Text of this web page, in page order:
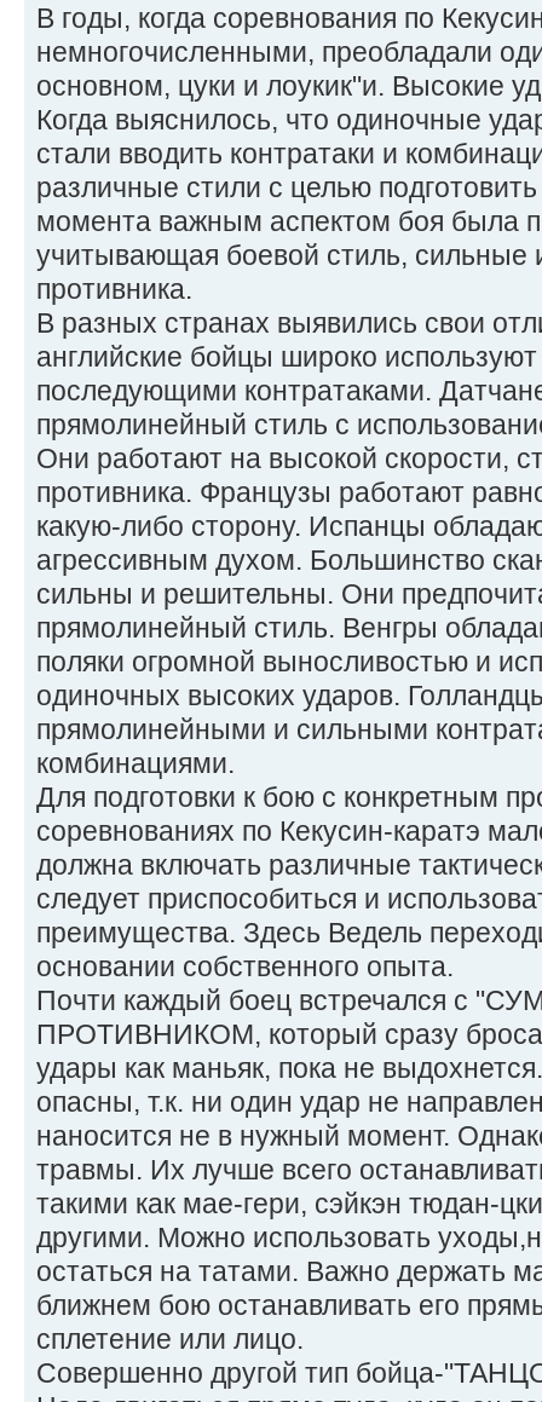
В годы, когда соревнования по
немногочисленными, преобладали
основном, цуки и лоукик"и. Высокие
Когда выяснилось, что одиночные
стали вводить контратаки и
различные стили с целью
момента важным аспектом боя была
учитывающая боевой стиль, сильные
противника.
В разных странах выявились свои
английские бойцы широко
последующими контратаками.
прямолинейный стиль с
Они работают на высокой скорости,
противника. Французы работают
какую-либо сторону. Испанцы
агрессивным духом. Большинство
сильны и решительны. Они
прямолинейный стиль. Венгры
поляки огромной выносливостью и
одиночных высоких ударов.
прямолинейными и сильными
комбинациями.
Для подготовки к бою с конкретным
соревнованиях по Кекусин-каратэ
должна включать различные
следует приспособиться и
преимущества. Здесь Ведель
основании собственного опыта.
Почти каждый боец встречался с
ПРОТИВНИКОМ, который сразу
удары как маньяк, пока не
опасны, т.к. ни один удар не
наносится не в нужный момент.
травмы. Их лучше всего
такими как мае-гери, сэйкэн тюдан-
другими. Можно использовать
остаться на татами. Важно держать
ближнем бою останавливать его
сплетение или лицо.
Совершенно другой тип бойца-